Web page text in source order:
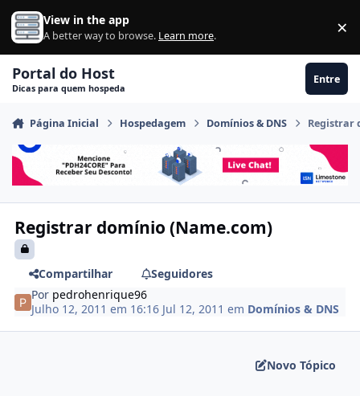
Ir para conteúdo
View in the app
A better way to browse. Learn more. ×
Portal do Host
Dicas para quem hospeda
Entre
Página Inicial Hospedagem Domínios & DNS Registrar
Registrar domínio (Name.com)
Compartilhar
Seguidores
Por pedrohenrique96
Julho 12, 2011 em 16:16 Jul 12, 2011 em Domínios & DNS
Novo Tópico